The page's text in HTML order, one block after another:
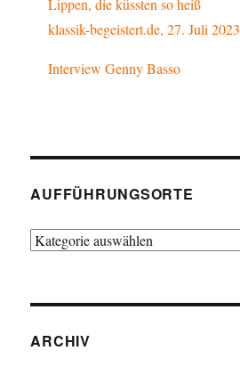
Lippen, die küssten so heiß
klassik-begeistert.de, 27. Juli 2023
Interview Genny Basso
AUFFÜHRUNGSORTE
Aufführungsorte
ARCHIV